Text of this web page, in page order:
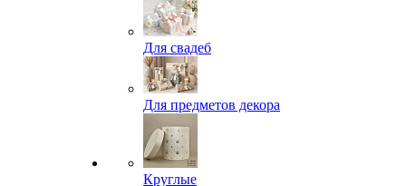
Для свадеб
Для предметов декора
Круглые